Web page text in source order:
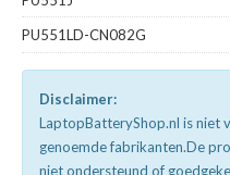
PU551LD-CN082G
Disclaimer:
LaptopBatteryShop.nl is niet
genoemde fabrikanten.De
niet ondersteund of